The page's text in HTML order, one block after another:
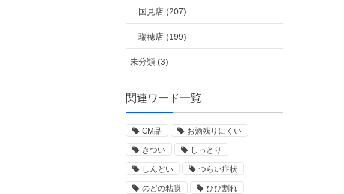
国見店 (207)
瑞穂店 (199)
未分類 (3)
関連ワード一覧
CM品 お酒残りにくい
きつい しっとり
しんどい つらい症状
のどの粘膜 ひび割れ